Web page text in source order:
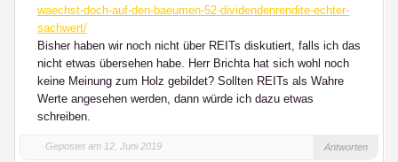
waechst-doch-auf-den-baeumen-52-dividendenrendite-echter-
sachwert/
Bisher haben wir noch nicht über REITs diskutiert, falls ich das
nicht etwas übersehen habe. Herr Brichta hat sich wohl noch
keine Meinung zum Holz gebildet? Sollten REITs als Wahre
Werte angesehen werden, dann würde ich dazu etwas
schreiben.
Gepostet am 12. Juni 2019 Antworten